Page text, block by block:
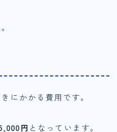
にかかる費用です。
円 となっています。